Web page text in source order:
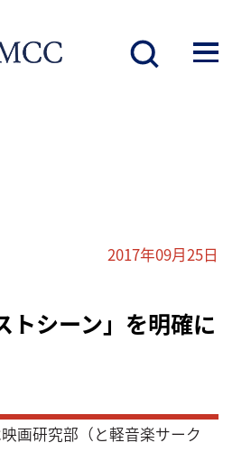
2017年09月25日
トシーン」を明確に
画研究部（と軽音楽サーク